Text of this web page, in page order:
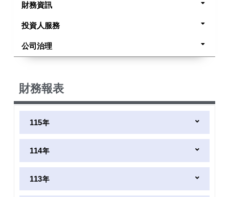
財務資訊
投資人服務
公司治理
財務報表
115年
114年
113年